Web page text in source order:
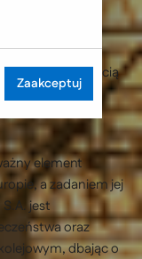
narodową siecią
kolejowy na
element
a zadaniem jej
jest
oraz
dbając o
Zaakceptuj